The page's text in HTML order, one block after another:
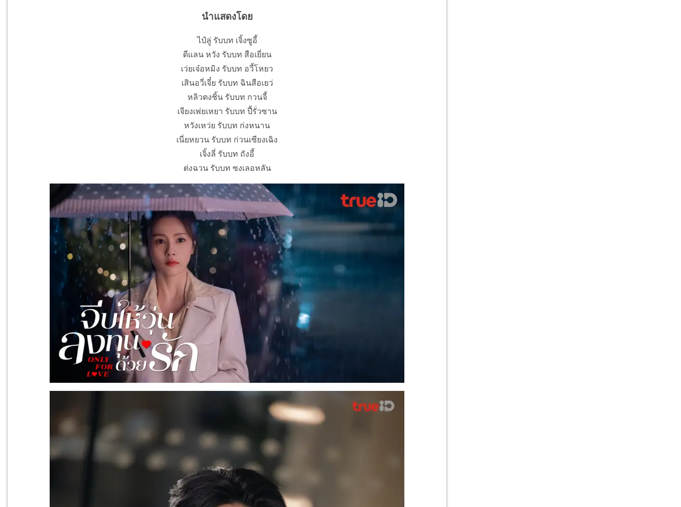
นำแสดงโดย
ไป๋ลู่ รับบท เจิ้งซูอี้
ดีแลน หวัง รับบท สือเยี่ยน
เว่ยเจ๋อหมิง รับบท อวี้โหยว
เสินอวี่เจี๋ย รับบท ฉินสือเยว่
หลิวตงชิ้น รับบท กวนจี้
เจียงเพ่ยเหยา รับบท ปี้รั่วซาน
หวังเหว่ย รับบท ก่งหนาน
เนี่ยหยวน รับบท ก่วนเซียงเฉิง
เจิ้งลี่ รับบท ถังอี้
ต่งฉวน รับบท ซงเลอหลัน